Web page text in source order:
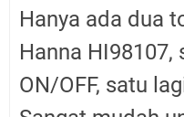
Hanya ada dua
Hanna
ON/OFF, satu